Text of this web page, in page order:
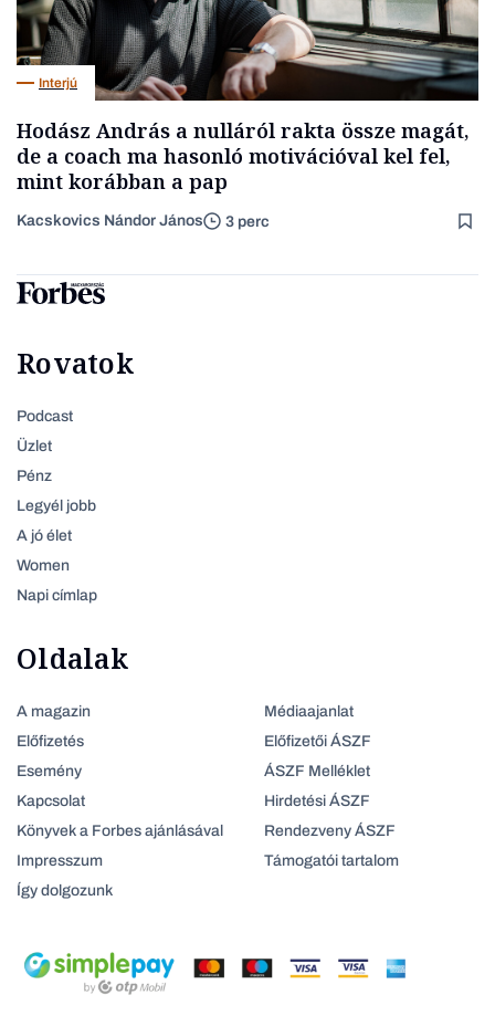
Interjú
Hodász András a nulláról rakta össze magát,
de a coach ma hasonló motivációval kel fel,
mint korábban a pap
Kacskovics Nándor János 3 perc
Rovatok
Podcast
Üzlet
Pénz
Legyél jobb
A jó élet
Women
Napi címlap
Oldalak
A magazin
Előfizetés
Esemény
Kapcsolat
Könyvek a Forbes ajánlásával
Impresszum
Így dolgozunk
Médiaajanlat
Előfizetői ÁSZF
ÁSZF Melléklet
Hirdetési ÁSZF
Rendezveny ÁSZF
Támogatói tartalom